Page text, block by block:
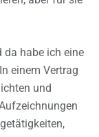
da habe ich eine
einem Vertrag
und